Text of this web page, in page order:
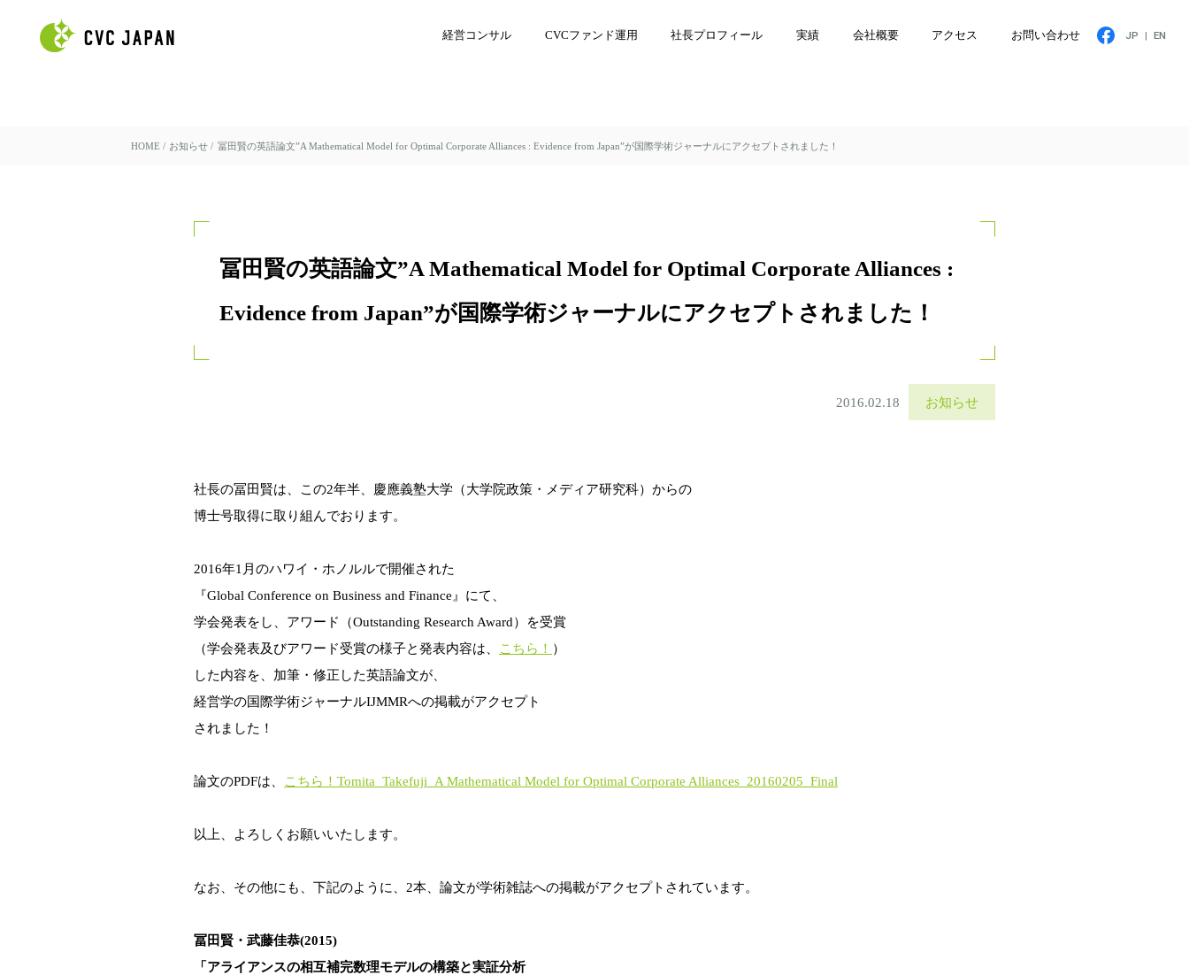
JP | EN
経営コンサル CVCファンド運用 社長プロフィール 実績 会社概要 アクセス お問い合わせ
HOME / お知らせ / 冨田賢の英語論文”A Mathematical Model for Optimal Corporate Alliances : Evidence from Japan”が国際学術ジャーナルにアクセプトされました！
冨田賢の英語論文”A Mathematical Model for Optimal Corporate Alliances :
Evidence from Japan”が国際学術ジャーナルにアクセプトされました！
2016.02.18 お知らせ
社長の冨田賢は、この2年半、慶應義塾大学（大学院政策・メディア研究科）からの
博士号取得に取り組んでおります。
2016年1月のハワイ・ホノルルで開催された
『Global Conference on Business and Finance』にて、
学会発表をし、アワード（Outstanding Research Award）を受賞
（学会発表及びアワード受賞の様子と発表内容は、
こちら！ ）
した内容を、加筆・修正した英語論文が、
経営学の国際学術ジャーナルIJMMRへの掲載がアクセプト
されました！
論文のPDFは、 こちら！Tomita_Takefuji_A Mathematical Model for Optimal Corporate Alliances_20160205_Final
以上、よろしくお願いいたします。
なお、その他にも、下記のように、2本、論文が学術雑誌への掲載がアクセプトされています。
冨田賢・武藤佳恭(2015)
「アライアンスの相互補完数理モデルの構築と実証分析